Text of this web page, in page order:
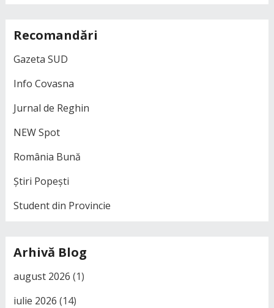
Recomandări
Gazeta SUD
Info Covasna
Jurnal de Reghin
NEW Spot
România Bună
Știri Popești
Student din Provincie
Arhivă Blog
august 2026 (1)
iulie 2026 (14)